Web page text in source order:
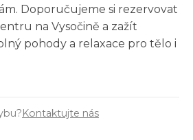
Doporučujeme si rezervovat
na Vysočině a zažít
pohody a relaxace pro tělo i
Kontaktujte nás